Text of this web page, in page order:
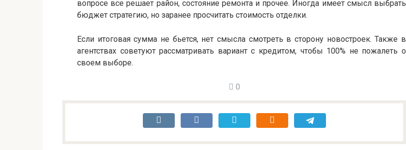
вопросе все решает район, состояние ремонта и прочее. Иногда имеет смысл выбрать
бюджет стратегию, но заранее просчитать стоимость отделки.
Если итоговая сумма не бьется, нет смысла смотреть в сторону новостроек. Также в
агентствах советуют рассматривать вариант с кредитом, чтобы 100% не пожалеть о
своем выборе.
0